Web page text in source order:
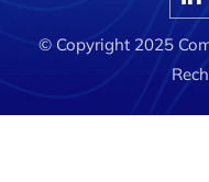
© Copyright 2025